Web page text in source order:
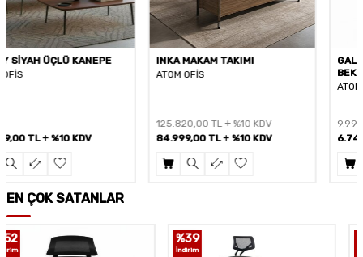
INKA MAKAM TAKIMI
ATOM OFİS
84.999,00TL %10 KDV
GALA TABA DERİ MİSAFİR
BEKLEME KOLTUĞU
9.999,00TL %10 KDV
6.749,00TL %10 KDV
EN ÇOK SATANLAR
%
İndirim
%
İndirim